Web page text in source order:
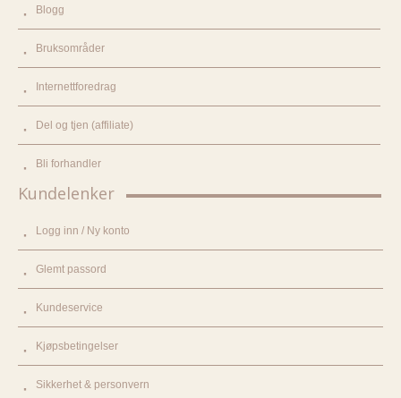
Blogg
Bruksområder
Internettforedrag
Del og tjen (affiliate)
Bli forhandler
Kundelenker
Logg inn / Ny konto
Glemt passord
Kundeservice
Kjøpsbetingelser
Sikkerhet & personvern